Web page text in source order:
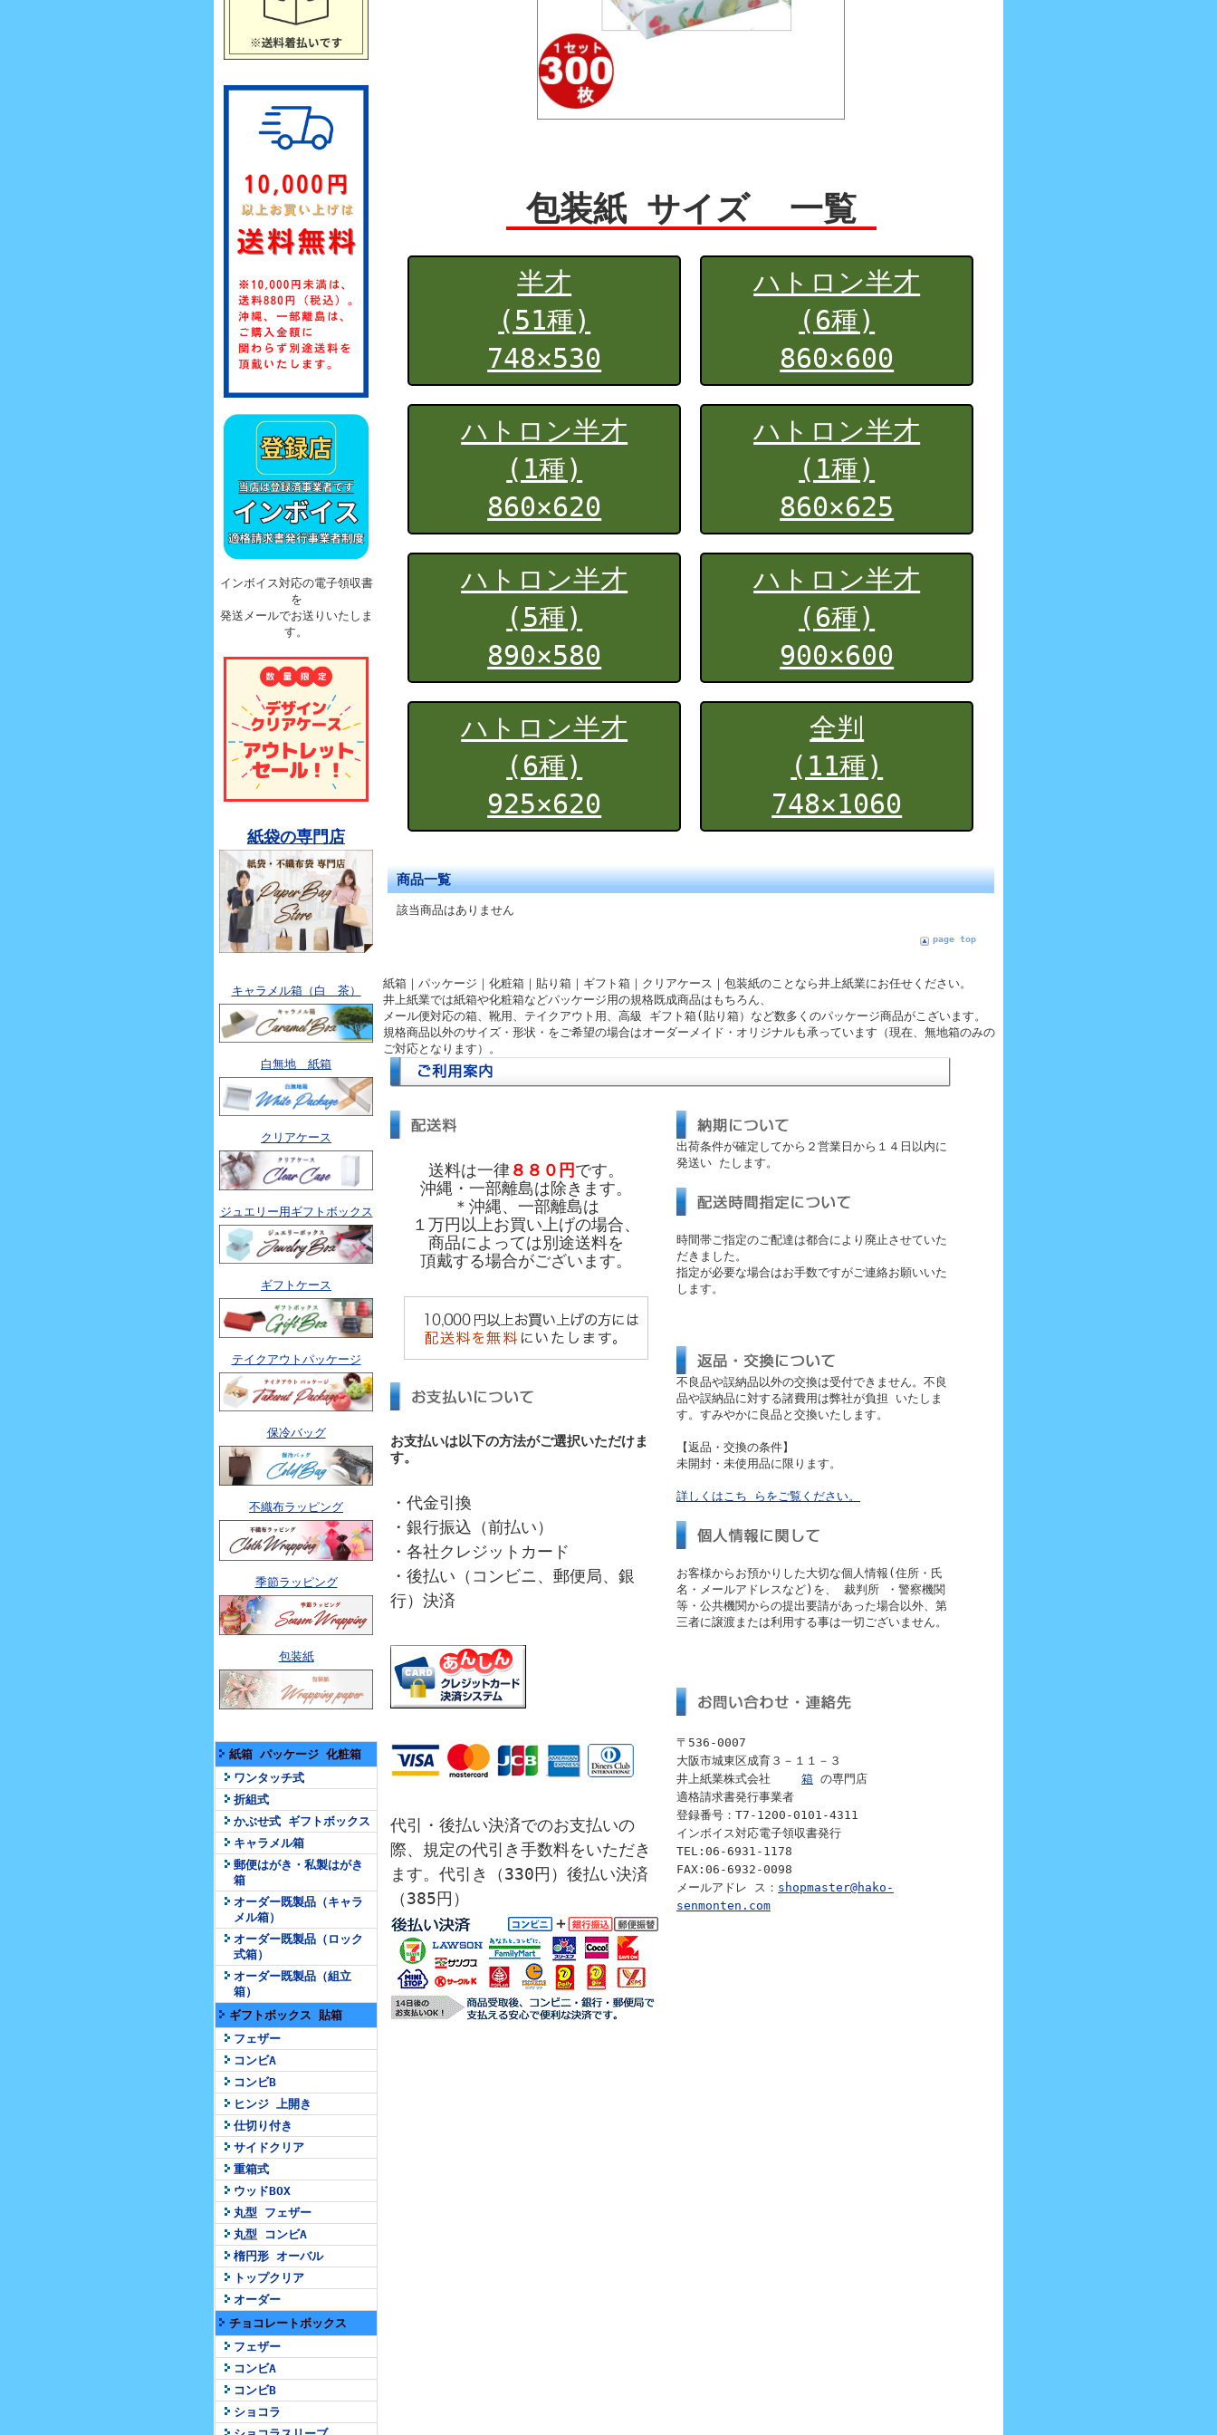
インボイス対応の電子領収書
を
発送メールでお送りいたしま
す。
紙袋の専門店
キャラメル箱（白 茶）
白無地 紙箱
クリアケース
ジュエリー用ギフトボックス
ギフトケース
テイクアウトパッケージ
保冷バッグ
不織布ラッピング
季節ラッピング
包装紙
紙箱 パッケージ 化粧箱
ワンタッチ式
折組式
かぶせ式 ギフトボックス
キャラメル箱
郵便はがき・私製はがき
箱
オーダー既製品（キャラ
メル箱）
オーダー既製品（ロック
式箱）
オーダー既製品（組立
箱）
ギフトボックス 貼箱
フェザー
コンビA
コンビB
ヒンジ 上開き
仕切り付き
サイドクリア
重箱式
ウッドBOX
丸型 フェザー
丸型 コンビA
楕円形 オーバル
トップクリア
オーダー
チョコレートボックス
フェザー
コンビA
コンビB
ショコラ
包装紙 サイズ 一覧
半才
(51種)
748×530
ハトロン半才
(6種)
860×600
ハトロン半才
(1種)
860×620
ハトロン半才
(1種)
860×625
ハトロン半才
(5種)
890×580
ハトロン半才
(6種)
900×600
ハトロン半才
(6種)
925×620
全判
(11種)
748×1060
商品一覧
該当商品はありません
page top
紙箱｜パッケージ｜化粧箱｜貼り箱｜ギフト箱｜クリアケース｜包装紙のことなら井上紙業にお任せください。
井上紙業では紙箱や化粧箱などパッケージ用の規格既成商品はもちろん、
メール便対応の箱、靴用、テイクアウト用、高級 ギフト箱(貼り箱）など数多くのパッケージ商品がこざいます。
規格商品以外のサイズ・形状・をご希望の場合はオーダーメイド・オリジナルも承っています（現在、無地箱のみの
ご対応となります）。
送料は一律８８０円です。
沖縄・一部離島は除きます。
＊沖縄、一部離島は
１万円以上お買い上げの場合、
商品によっては別途送料を
頂戴する場合がございます。
お支払いは以下の方法がご選択いただけま
す。
・代金引換
・銀行振込（前払い）
・各社クレジットカード
・後払い（コンビニ、郵便局、銀
行）決済
代引・後払い決済でのお支払いの
際、規定の代引き手数料をいただき
ます。代引き（330円）後払い決済
（385円）
出荷条件が確定してから２営業日から１４日以内に
発送い たします。
時間帯ご指定のご配達は都合により廃止させていた
だきました。
指定が必要な場合はお手数ですがご連絡お願いいた
します。
不良品や誤納品以外の交換は受付できません。不良
品や誤納品に対する諸費用は弊社が負担 いたしま
す。すみやかに良品と交換いたします。
【返品・交換の条件】
未開封・未使用品に限ります。
詳しくはこち らをご覧ください。
お客様からお預かりした大切な個人情報(住所・氏
名・メールアドレスなど)を、 裁判所 ・警察機関
等・公共機関からの提出要請があった場合以外、第
三者に譲渡または利用する事は一切ございません。
〒536-0007
大阪市城東区成育３－１１－３
井上紙業株式会社 箱 の専門店
適格請求書発行事業者
登録番号：T7-1200-0101-4311
インボイス対応電子領収書発行
TEL:06-6931-1178
FAX:06-6932-0098
メールアドレ ス： shopmaster@hako-
senmonten.com